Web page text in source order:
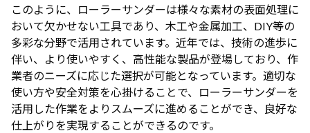
このように、ローラーサンダーは様々な素材の表面処理に
おいて欠かせない工具であり、木工や金属加工、DIY等の
多彩な分野で活用されています。近年では、技術の進歩に
伴い、より使いやすく、高性能な製品が登場しており、作
業者のニーズに応じた選択が可能となっています。適切な
使い方や安全対策を心掛けることで、ローラーサンダーを
活用した作業をよりスムーズに進めることができ、良好な
仕上がりを実現することができるのです。